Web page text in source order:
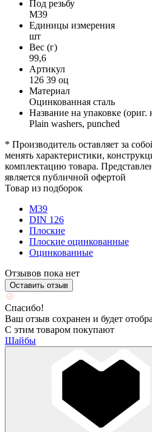
Под резьбу
М39
Единицы измерения
шт
Вес (г)
99,6
Артикул
126 39 оц
Материал
Оцинкованная сталь
Название на упаковке (ориг.
Plain washers, punched
* Производитель оставляет за
менять характеристики,
комплектацию товара.
является публичной офертой
Товар из подборок
М39
DIN 126
Плоские
Плоские оцинкованные
Оцинкованные
Отзывов пока нет
Оставить отзыв
Спасибо!
Ваш отзыв сохранен и будет
С этим товаром покупают
Шайбы